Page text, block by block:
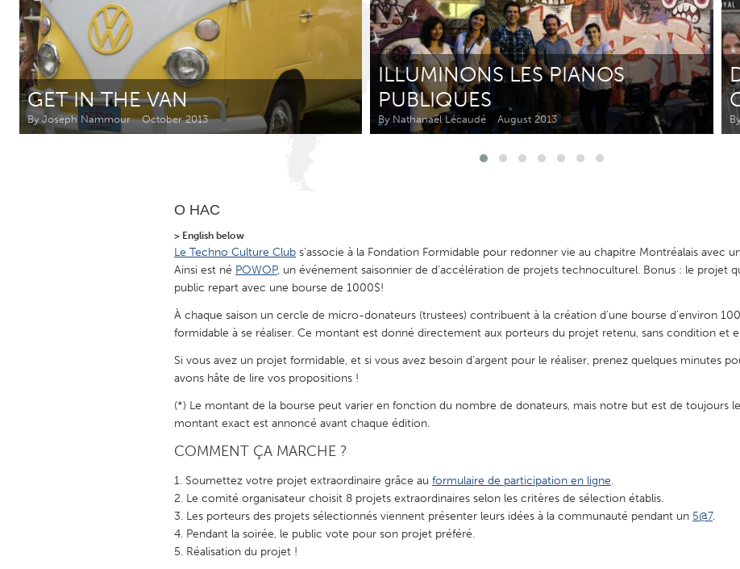
Amherstburg
Kitchener-Waterloo New Glasgow
Ottawa
South Shore Toronto
MALAYSIA
Kuala Lumpur
Qatar
SINGAPORE
Singapore
UNITED KINGDOM
UNITED STATES
Cass Clay
Chicago, IL Cleveland, OH Detroit, MI
Gainesville, FL
Georgetown, MA Gloucester, MA Hamilton-Wenham, MA
Key West, FL
GET IN THE VAN
By Joseph Nammour October 2013
ILLUMINONS LES PIANOS
PUBLIQUES
By Nathanaël Lécaudé August 2013
О НАС
> English below
Le Techno Culture Club s’associe à la Fondation Formidable pour redonner vie au chapitre Montréalais avec
Ainsi est né POWOP, un événement saisonnier de d’accélération de projets technoculturel. Bonus : le projet
public repart avec une bourse de 1000$!
À chaque saison un cercle de micro-donateurs (trustees) contribuent à la création d’une bourse d’environ
formidable à se réaliser. Ce montant est donné directement aux porteurs du projet retenu, sans condition et
Si vous avez un projet formidable, et si vous avez besoin d’argent pour le réaliser, prenez quelques minutes
avons hâte de lire vos propositions !
(*) Le montant de la bourse peut varier en fonction du nombre de donateurs, mais notre but est de toujours
montant exact est annoncé avant chaque édition.
COMMENT ÇA MARCHE ?
Soumettez votre projet extraordinaire grâce au formulaire de participation en ligne.
Le comité organisateur choisit 8 projets extraordinaires selon les critères de sélection établis.
Les porteurs des projets sélectionnés viennent présenter leurs idées à la communauté pendant un 5@7.
Pendant la soirée, le public vote pour son projet préféré.
Réalisation du projet !